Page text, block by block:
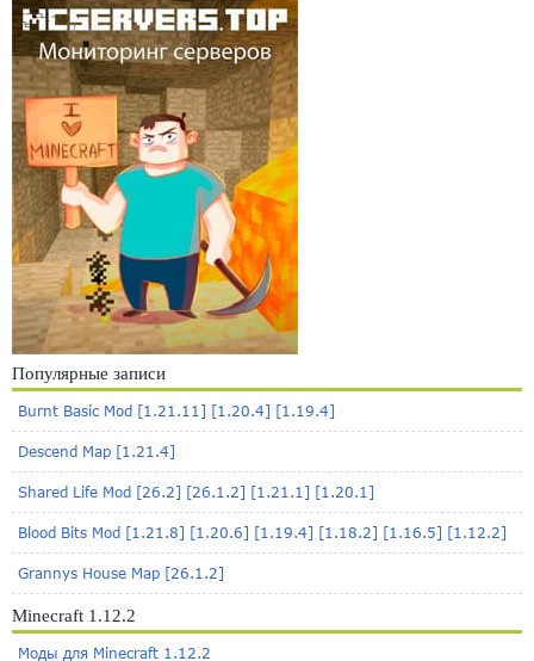
Популярные записи
Burnt Basic Mod [1.21.11] [1.20.4] [1.19.4]
Descend Map [1.21.4]
Shared Life Mod [26.2] [26.1.2] [1.21.1] [1.20.1]
Blood Bits Mod [1.21.8] [1.20.6] [1.19.4] [1.18.2] [1.16.5] [1.12.2]
Grannys House Map [26.1.2]
Minecraft 1.12.2
Моды для Minecraft 1.12.2